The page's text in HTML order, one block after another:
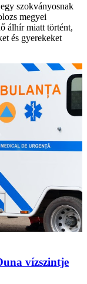
szokványosnak
megyei
álhír miatt történt,
és gyerekeket
vízszintje